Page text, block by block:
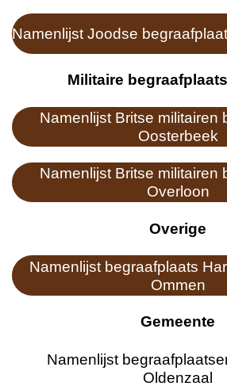
Namenlijst Joodse
Militaire
Namenlijst Britse militairen
Oosterbeek
Namenlijst Britse militairen
Overloon
Overige
Namenlijst begraafplaats
Ommen
Gemeente
Namenlijst
Oldenzaal